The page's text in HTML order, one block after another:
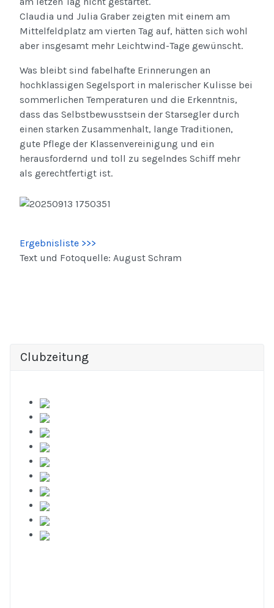
Claudia und Julia Graber zeigten mit einem am
Mittelfeldplatz am vierten Tag auf, hätten sich wohl
aber insgesamt mehr Leichtwind-Tage gewünscht.
Was bleibt sind fabelhafte Erinnerungen an
hochklassigen Segelsport in malerischer Kulisse bei
sommerlichen Temperaturen und die Erkenntnis,
dass das Selbstbewusstsein der Starsegler durch
einen starken Zusammenhalt, lange Traditionen,
gute Pflege der Klassenvereinigung und ein
herausfordernd und toll zu segelndes Schiff mehr
als gerechtfertigt ist.
Ergebnisliste >>>
Text und Fotoquelle: August Schram
Clubzeitung